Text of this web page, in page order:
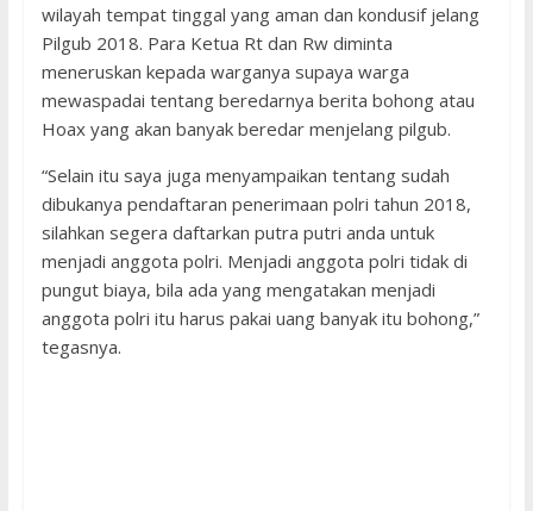
wilayah tempat tinggal yang aman dan kondusif jelang
Pilgub 2018. Para Ketua Rt dan Rw diminta
meneruskan kepada warganya supaya warga
mewaspadai tentang beredarnya berita bohong atau
Hoax yang akan banyak beredar menjelang pilgub.
“Selain itu saya juga menyampaikan tentang sudah
dibukanya pendaftaran penerimaan polri tahun 2018,
silahkan segera daftarkan putra putri anda untuk
menjadi anggota polri. Menjadi anggota polri tidak di
pungut biaya, bila ada yang mengatakan menjadi
anggota polri itu harus pakai uang banyak itu bohong,”
tegasnya.